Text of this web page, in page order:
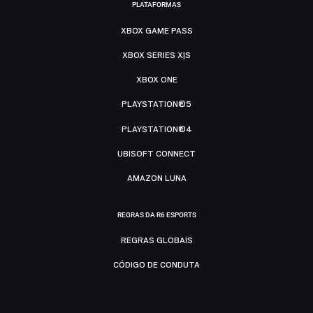
PLATAFORMAS
XBOX GAME PASS
XBOX SERIES X|S
XBOX ONE
PLAYSTATION®5
PLAYSTATION®4
UBISOFT CONNECT
AMAZON LUNA
REGRAS DA R6 ESPORTS
REGRAS GLOBAIS
CÓDIGO DE CONDUTA